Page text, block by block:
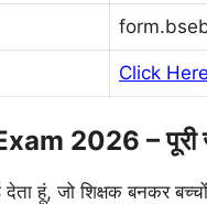
Click Here
2026 – पूरी
देता हूं, जो शिक्षक बनकर